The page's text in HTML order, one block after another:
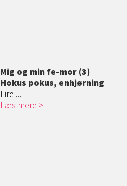
Mig og min fe-mor (3)
Hokus pokus, enhjørning
Fire ...
Læs mere